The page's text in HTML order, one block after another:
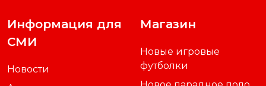
Информация для
СМИ
Новости
Магазин
Новые игровые
футболки